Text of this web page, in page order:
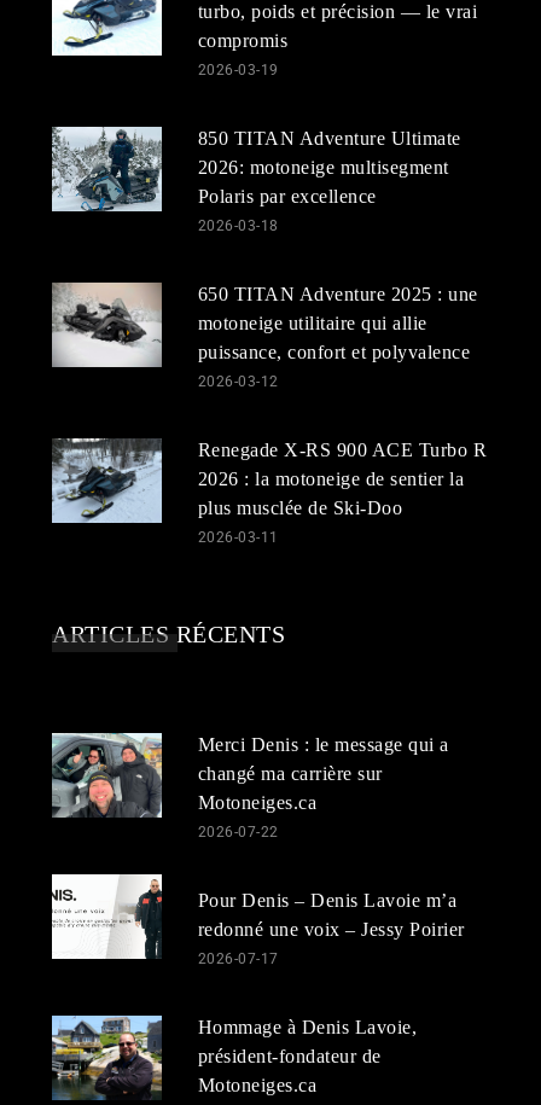
turbo, poids et précision — le vrai
compromis
2026-03-19
850 TITAN Adventure Ultimate
2026: motoneige multisegment
Polaris par excellence
2026-03-18
650 TITAN Adventure 2025 : une
motoneige utilitaire qui allie
puissance, confort et polyvalence
2026-03-12
Renegade X-RS 900 ACE Turbo R
2026 : la motoneige de sentier la
plus musclée de Ski-Doo
2026-03-11
ARTICLES RÉCENTS
Merci Denis : le message qui a
changé ma carrière sur
Motoneiges.ca
2026-07-22
Pour Denis – Denis Lavoie m’a
redonné une voix – Jessy Poirier
2026-07-17
Hommage à Denis Lavoie,
président-fondateur de
Motoneiges.ca